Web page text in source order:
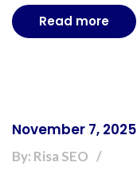
Read more
November 7, 2025
By: Risa SEO